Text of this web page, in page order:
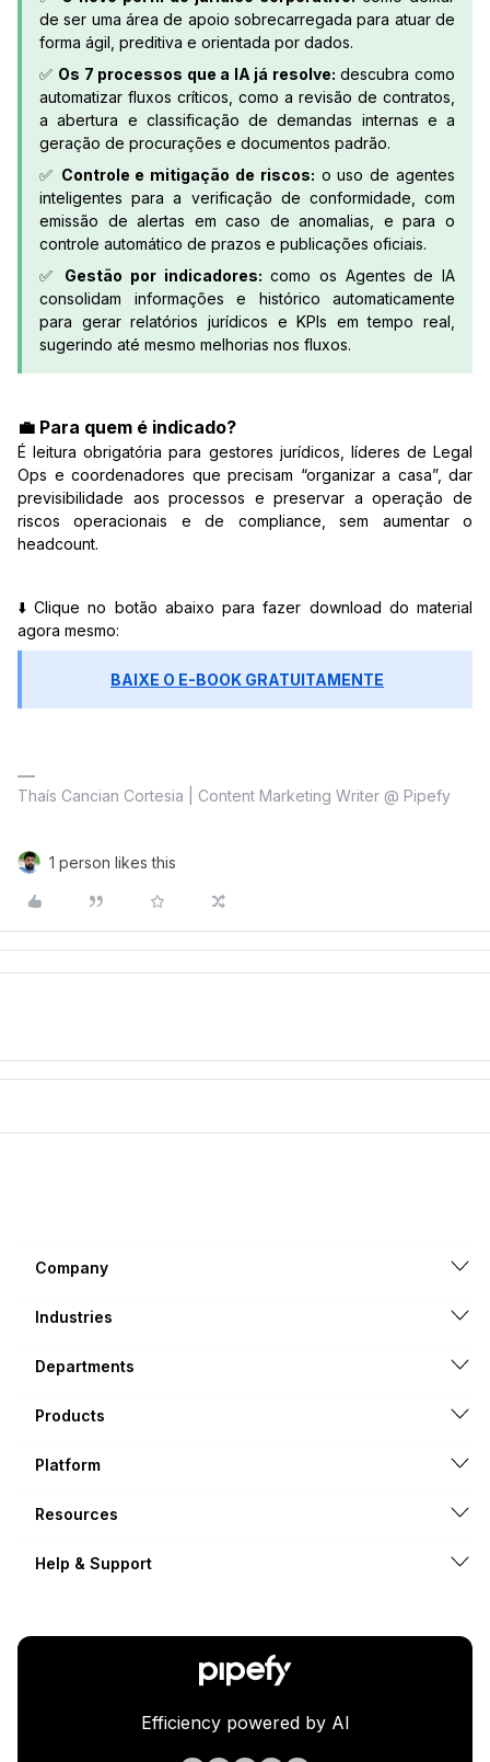
de ser uma área de apoio sobrecarregada para atuar de
forma ágil, preditiva e orientada por dados.
✅ Os 7 processos que a IA já resolve: descubra como
automatizar fluxos críticos, como a revisão de contratos,
a abertura e classificação de demandas internas e a
geração de procurações e documentos padrão.
✅ Controle e mitigação de riscos: o uso de agentes
inteligentes para a verificação de conformidade, com
emissão de alertas em caso de anomalias, e para o
controle automático de prazos e publicações oficiais.
✅ Gestão por indicadores: como os Agentes de IA
consolidam informações e histórico automaticamente
para gerar relatórios jurídicos e KPIs em tempo real,
sugerindo até mesmo melhorias nos fluxos.
💼 Para quem é indicado?
É leitura obrigatória para gestores jurídicos, líderes de Legal
Ops e coordenadores que precisam “organizar a casa”, dar
previsibilidade aos processos e preservar a operação de
riscos operacionais e de compliance, sem aumentar o
headcount.
⬇️ Clique no botão abaixo para fazer download do material
agora mesmo:
BAIXE O E-BOOK GRATUITAMENTE
Thaís Cancian Cortesia | Content Marketing Writer @ Pipefy
1 person likes this
Company
Industries
Departments
Products
Platform
Resources
Help & Support
Efficiency powered by AI